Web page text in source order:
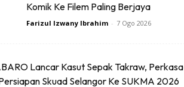
Komik Ke Filem Paling Berjaya
Farizul Izwany Ibrahim - 7 Ogo 2026
Lancar Kasut Sepak Takraw, Perkasa
Skuad Selangor Ke SUKMA 2026